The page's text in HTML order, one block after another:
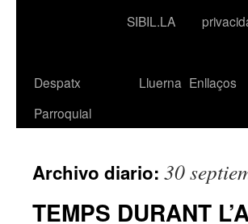
SIBIL.LA
Despatx
Parroquial
Lluerna Enllaços
Archivo diario: 30
TEMPS DURANT